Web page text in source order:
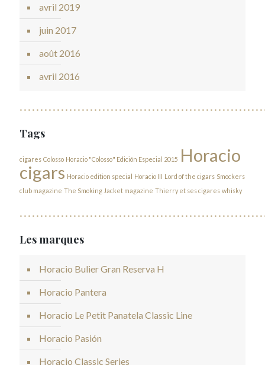
avril 2019
juin 2017
août 2016
avril 2016
Tags
cigares Colosso Horacio "Colosso" Edición Especial 2015 Horacio
cigars Horacio edition special Horacio III Lord of the cigars Smockers
club magazine The Smoking Jacket magazine Thierry et ses cigares whisky
Les marques
Horacio Bulier Gran Reserva H
Horacio Pantera
Horacio Le Petit Panatela Classic Line
Horacio Pasión
Horacio Classic Series